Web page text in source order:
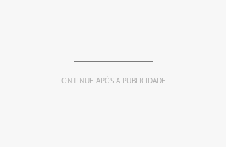
ONTINUE APÓS A PUBLICIDADE